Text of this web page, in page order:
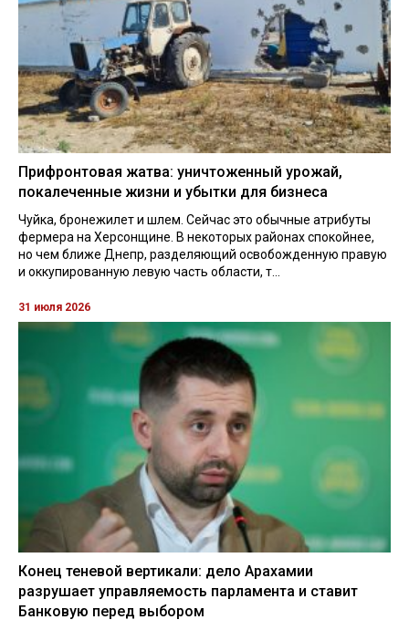
Прифронтовая жатва: уничтоженный урожай,
покалеченные жизни и убытки для бизнеса
Чуйка, бронежилет и шлем. Сейчас это обычные атрибуты
фермера на Херсонщине. В некоторых районах спокойнее,
но чем ближе Днепр, разделяющий освобожденную правую
и оккупированную левую часть области, т...
31 июля 2026
Конец теневой вертикали: дело Арахамии
разрушает управляемость парламента и ставит
Банковую перед выбором